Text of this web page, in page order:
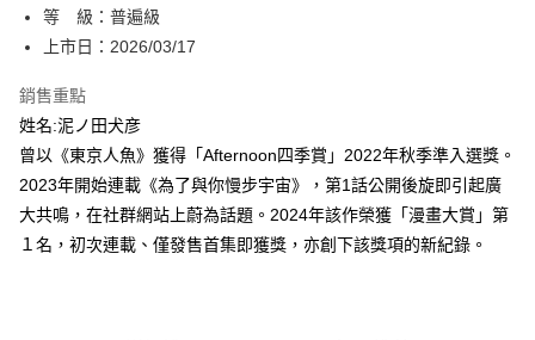
【「AFTEE先享後付」結帳流程】
１．於結帳方式選擇「AFTEE先享後付」後，將跳轉至「AFTEE先享後付」
２．訂單成立數日內，您將收到繳費通知簡訊。
ATM／網路銀行／等多元方式進行付款，方視為交易完成。
※ 請注意：結帳手續完成當下不需立刻繳費，但若您需要取消訂單，請聯絡
購買商品的店家。未經商家同意取消之訂單仍視為有效，需透過AFTEE先享
後付繳納相關費用。
※ 交易是否成功請以「AFTEE先享後付 」之結帳頁面顯示為準，若有關於
是否繳費成功／繳費後需取消欲退款等相關疑問，請聯繫「AFTEE先享後付
每筆NT$80，滿NT$500(含以上)免運費
每筆NT$80，滿NT$500(含以上)免運費
每筆NT$80，滿NT$500(含以上)免運費
付款後萊爾富取貨
每筆NT$80，滿NT$500(含以上)免運費
等 級：普遍級
上市日：2026/03/17
銷售重點
姓名:泥ノ田犬彦
曾以《東京人魚》獲得「Afternoon四季賞」2022年秋季準入選獎。
2023年開始連載《為了與你慢步宇宙》，第1話公開後旋即引起廣
大共鳴，在社群網站上蔚為話題。2024年該作榮獲「漫畫大賞」第
１名，初次連載、僅發售首集即獲獎，亦創下該獎項的新紀錄。